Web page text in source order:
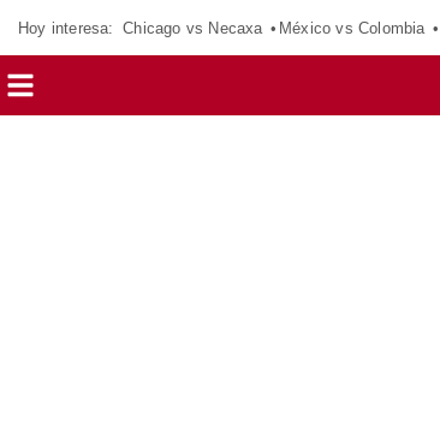
Hoy interesa: Chicago vs Necaxa México vs Colombia